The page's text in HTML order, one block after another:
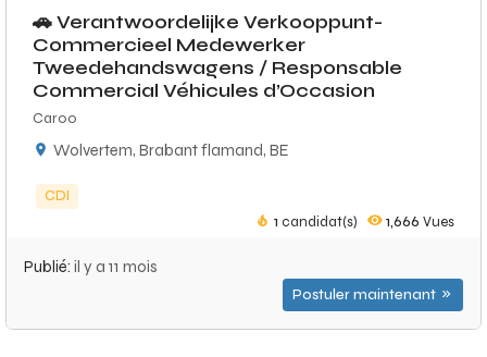
🚗 Verantwoordelijke Verkooppunt-
Commercieel Medewerker
Tweedehandswagens / Responsable
Commercial Véhicules d’Occasion
Caroo
Wolvertem, Brabant flamand, BE
CDI
1 candidat(s) 1,666 Vues
Publié: il y a 11 mois
Postuler maintenant